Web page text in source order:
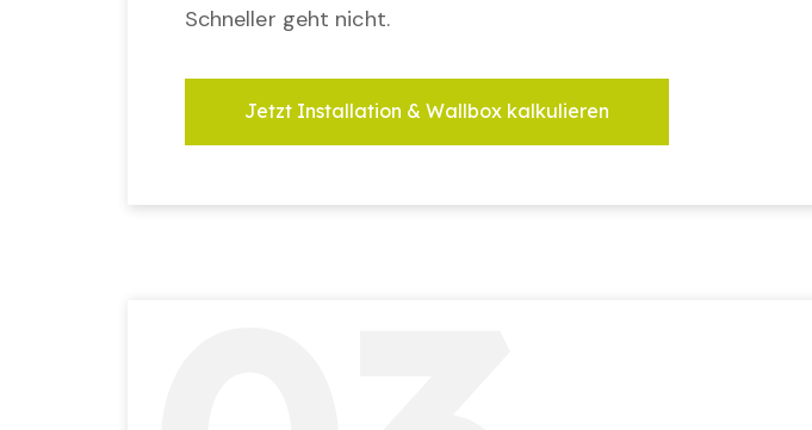
Schneller geht nicht.
Jetzt Installation & Wallbox kalkulieren